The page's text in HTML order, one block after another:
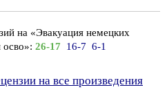
на «Эвакуация немецких
осво»: 26-17 16-7 6-1
на все произведения